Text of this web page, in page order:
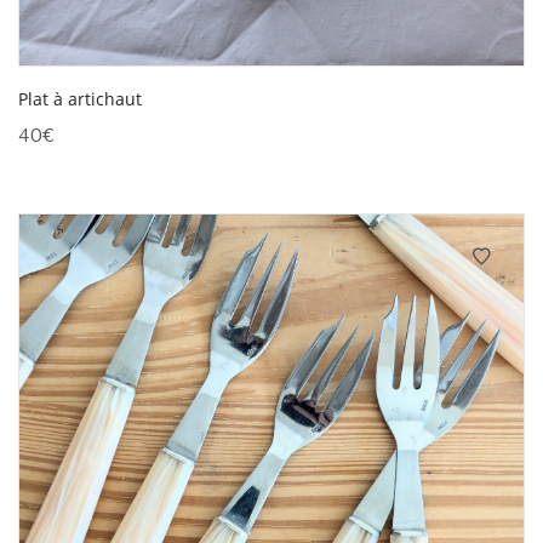
Plat à artichaut
40€